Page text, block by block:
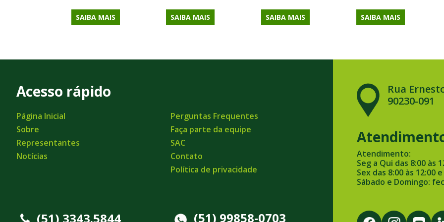
SAIBA MAIS SAIBA MAIS SAIBA MAIS SAIBA MAIS
Acesso rápido
Página Inicial
Sobre
Representantes
Notícias
Perguntas Frequentes
Faça parte da equipe
SAC
Contato
Política de privacidade
(51) 3343.5844 (51) 99858-0703
Rua
90230-091
Atendimento:
Seg a Qui das 8:00 às
Sex das 8:00 às 12:00
Sábado e Domingo: